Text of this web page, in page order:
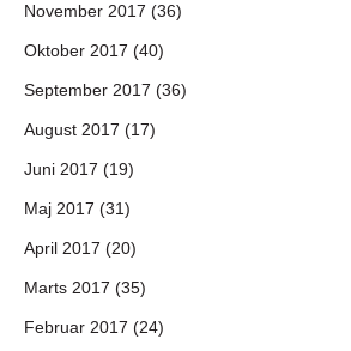
November 2017 (36)
Oktober 2017 (40)
September 2017 (36)
August 2017 (17)
Juni 2017 (19)
Maj 2017 (31)
April 2017 (20)
Marts 2017 (35)
Februar 2017 (24)